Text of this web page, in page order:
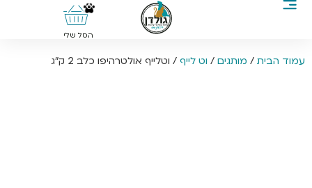
0
הסל שלי
עמוד הבית / מותגים / וט לייף / וטלייף אולטרהיפו כלב 2 ק”ג